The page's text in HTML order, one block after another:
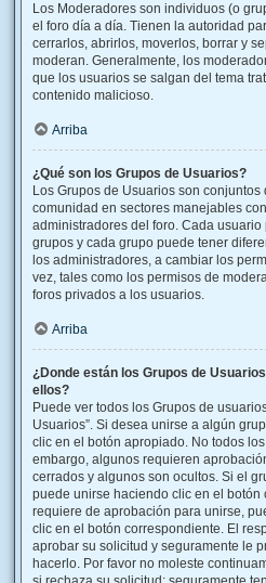
Los Moderadores son individuos (o
el foro día a día. Tienen la autoridad
cerrarlos, abrirlos, moverlos, borrar y
moderan. Generalmente, los
que los usuarios se salgan del tema
contenido malicioso.
Arriba
¿Qué son los Grupos de Usuarios?
Los Grupos de Usuarios son
comunidad en sectores manejables
administradores del foro. Cada
grupos y cada grupo puede tener
los administradores, a cambiar los
vez, tales como los permisos de
foros privados a los usuarios.
Arriba
¿Donde están los Grupos de
ellos?
Puede ver todos los Grupos de
Usuarios”. Si desea unirse a algún
clic en el botón apropiado. No todos
embargo, algunos requieren
cerrados y algunos son ocultos. Si el
puede unirse haciendo clic en el
requiere de aprobación para unirse,
clic en el botón correspondiente. El
aprobar su solicitud y seguramente le
hacerlo. Por favor no moleste